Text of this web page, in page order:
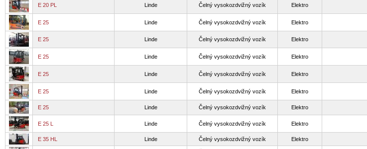
E 20 PL Linde Čelný vysokozdvižný vozík Elektro
E 25 Linde Čelný vysokozdvižný vozík Elektro
E 25 Linde Čelný vysokozdvižný vozík Elektro
E 25 Linde Čelný vysokozdvižný vozík Elektro
E 25 Linde Čelný vysokozdvižný vozík Elektro
E 25 Linde Čelný vysokozdvižný vozík Elektro
E 25 Linde Čelný vysokozdvižný vozík Elektro
E 25 L Linde Čelný vysokozdvižný vozík Elektro
E 35 HL Linde Čelný vysokozdvižný vozík Elektro